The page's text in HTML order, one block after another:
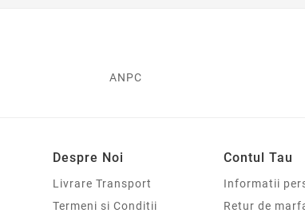
ANPC
Despre Noi
Livrare Transport
Termeni si Conditii
Contul Tau
Informatii
Retur de